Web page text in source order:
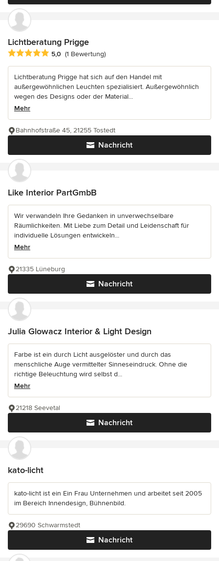
Lichtberatung Prigge
Durchschnittliche Bewertung: 5 von 5 Sternen
5,0 (1 Bewertung)
Lichtberatung Prigge hat sich auf den Handel mit
außergewöhnlichen Leuchten spezialisiert. Außergewöhnlich
wegen des Designs oder der Material...
Mehr
Nachricht
Bahnhofstraße 45, 21255 Tostedt
Like Interior PartGmbB
Wir verwandeln Ihre Gedanken in unverwechselbare
Räumlichkeiten. Mit Liebe zum Detail und Leidenschaft für
individuelle Lösungen entwickeln...
Mehr
Nachricht
21335 Lüneburg
Julia Glowacz Interior & Light Design
Farbe ist ein durch Licht ausgelöster und durch das
menschliche Auge vermittelter Sinneseindruck. Ohne die
richtige Beleuchtung wird selbst d...
Mehr
Nachricht
21218 Seevetal
kato-licht
kato-licht ist ein Ein Frau Unternehmen und arbeitet seit 2005
im Bereich Innendesign, Bühnenbild.
Nachricht
29690 Schwarmstedt